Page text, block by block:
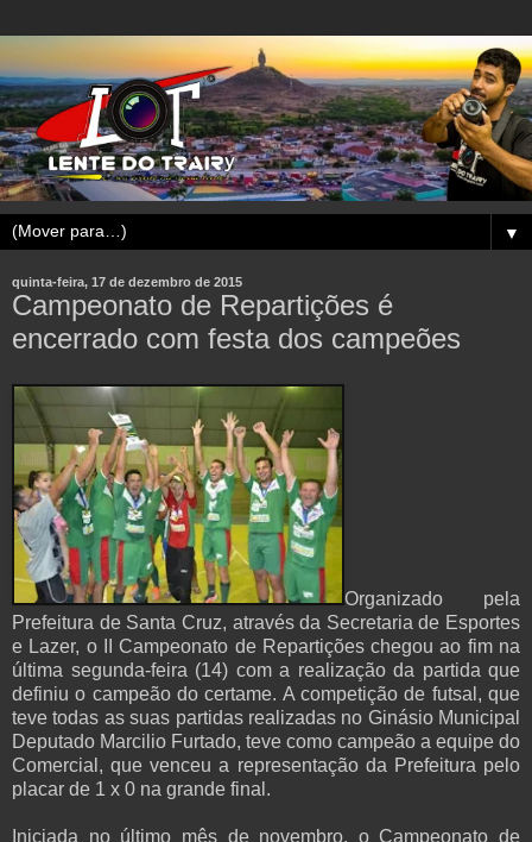
▼
quinta-feira, 17 de dezembro de 2015
Campeonato de Repartições é
encerrado com festa dos campeões
Organizado pela
Prefeitura de Santa Cruz, através da Secretaria de Esportes
e Lazer, o II Campeonato de Repartições chegou ao fim na
última segunda-feira (14) com a realização da partida que
definiu o campeão do certame. A competição de futsal, que
teve todas as suas partidas realizadas no Ginásio Municipal
Deputado Marcilio Furtado, teve como campeão a equipe do
Comercial, que venceu a representação da Prefeitura pelo
placar de 1 x 0 na grande final.
Iniciada no último mês de novembro, o Campeonato de